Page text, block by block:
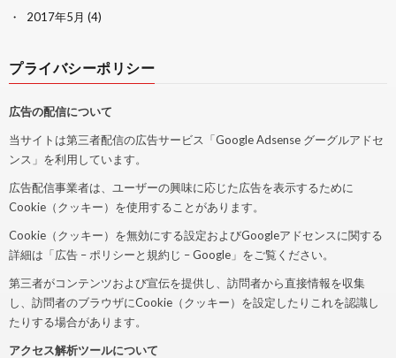
2017年5月 (4)
プライバシーポリシー
広告の配信について
当サイトは第三者配信の広告サービス「Google Adsense グーグルアドセ
ンス」を利用しています。
広告配信事業者は、ユーザーの興味に応じた広告を表示するために
Cookie（クッキー）を使用することがあります。
Cookie（クッキー）を無効にする設定およびGoogleアドセンスに関する
詳細は「広告 – ポリシーと規約じ – Google」をご覧ください。
第三者がコンテンツおよび宣伝を提供し、訪問者から直接情報を収集
し、訪問者のブラウザにCookie（クッキー）を設定したりこれを認識し
たりする場合があります。
アクセス解析ツールについて